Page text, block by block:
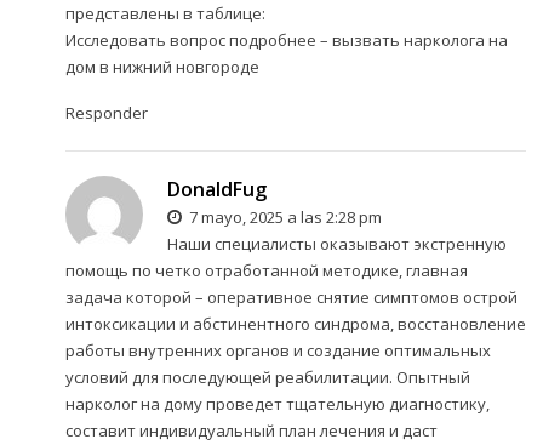
представлены в таблице:
Исследовать вопрос подробнее – вызвать нарколога на
дом в нижний новгороде
Responder
DonaldFug
7 mayo, 2025 a las 2:28 pm
Наши специалисты оказывают экстренную
помощь по четко отработанной методике, главная
задача которой – оперативное снятие симптомов острой
интоксикации и абстинентного синдрома, восстановление
работы внутренних органов и создание оптимальных
условий для последующей реабилитации. Опытный
нарколог на дому проведет тщательную диагностику,
составит индивидуальный план лечения и даст